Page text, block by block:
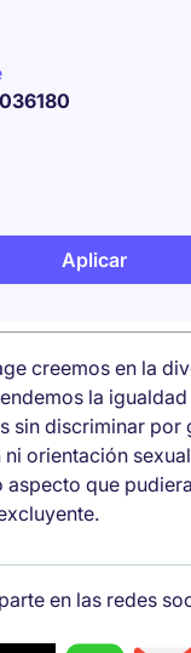
Aplicar
creemos en la
la
sin discriminar por
orientación
aspecto que
en las redes